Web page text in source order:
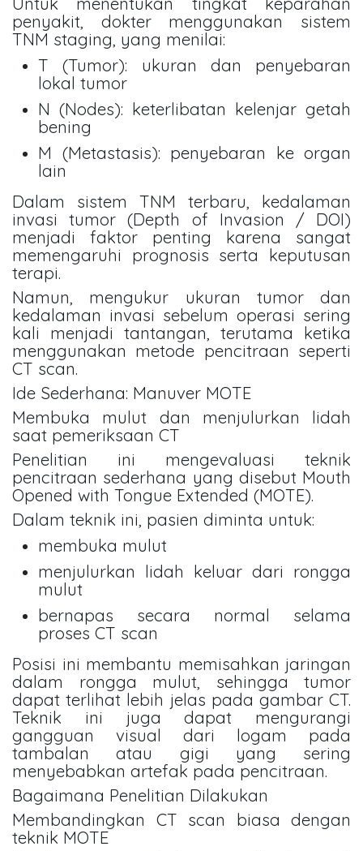
penyakit, dokter menggunakan sistem
TNM staging, yang menilai:
T (Tumor): ukuran dan penyebaran
lokal tumor
N (Nodes): keterlibatan kelenjar getah
bening
M (Metastasis): penyebaran ke organ
lain
Dalam sistem TNM terbaru, kedalaman
invasi tumor (Depth of Invasion / DOI)
menjadi faktor penting karena sangat
memengaruhi prognosis serta keputusan
terapi.
Namun, mengukur ukuran tumor dan
kedalaman invasi sebelum operasi sering
kali menjadi tantangan, terutama ketika
menggunakan metode pencitraan seperti
CT scan.
Ide Sederhana: Manuver MOTE
Membuka mulut dan menjulurkan lidah
saat pemeriksaan CT
Penelitian ini mengevaluasi teknik
pencitraan sederhana yang disebut Mouth
Opened with Tongue Extended (MOTE).
Dalam teknik ini, pasien diminta untuk:
membuka mulut
menjulurkan lidah keluar dari rongga
mulut
bernapas secara normal selama
proses CT scan
Posisi ini membantu memisahkan jaringan
dalam rongga mulut, sehingga tumor
dapat terlihat lebih jelas pada gambar CT.
Teknik ini juga dapat mengurangi
gangguan visual dari logam pada
tambalan atau gigi yang sering
menyebabkan artefak pada pencitraan.
Bagaimana Penelitian Dilakukan
Membandingkan CT scan biasa dengan
teknik MOTE